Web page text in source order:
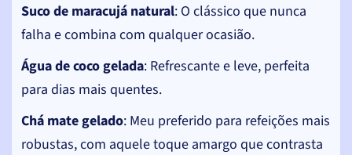
Suco de maracujá natural: O clássico que nunca
falha e combina com qualquer ocasião.
Água de coco gelada: Refrescante e leve, perfeita
para dias mais quentes.
Chá mate gelado: Meu preferido para refeições mais
robustas, com aquele toque amargo que contrasta